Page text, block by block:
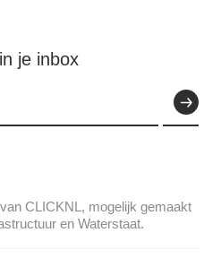
je inbox
CLICKNL, mogelijk gemaakt
en Waterstaat.